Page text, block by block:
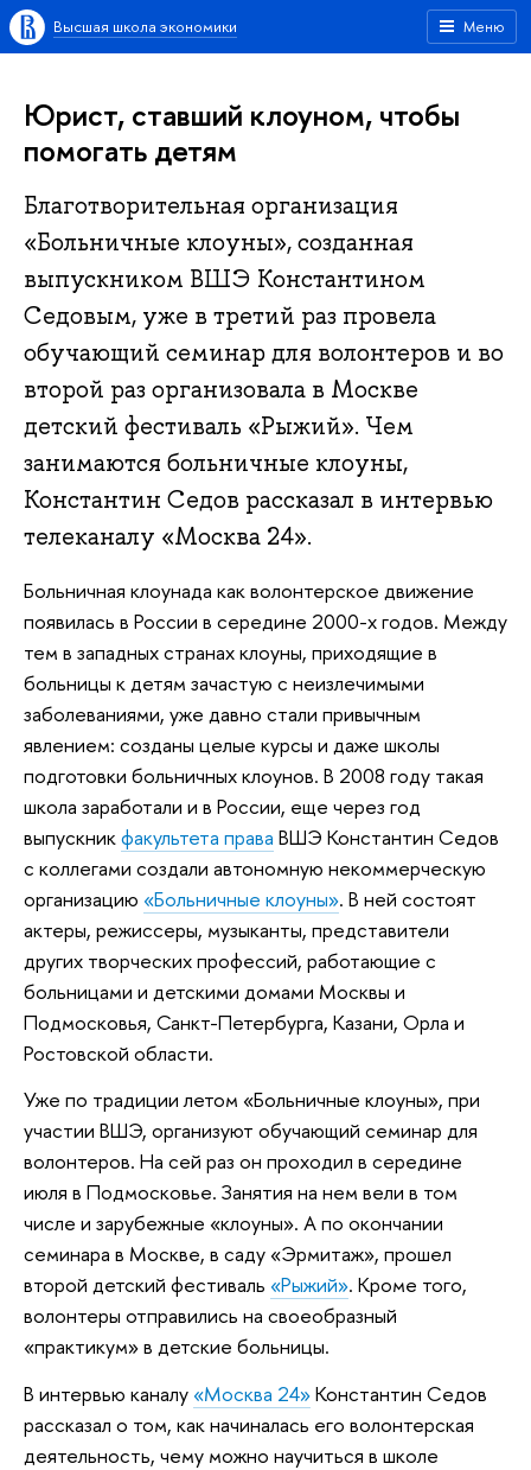
Меню
Высшая школа экономики
Юрист, ставший клоуном, чтобы
помогать детям
Благотворительная организация
«Больничные клоуны», созданная
выпускником ВШЭ Константином
Седовым, уже в третий раз провела
обучающий семинар для волонтеров и во
второй раз организовала в Москве
детский фестиваль «Рыжий». Чем
занимаются больничные клоуны,
Константин Седов рассказал в интервью
телеканалу «Москва 24».
Больничная клоунада как волонтерское движение
появилась в России в середине 2000-х годов. Между
тем в западных странах клоуны, приходящие в
больницы к детям зачастую с неизлечимыми
заболеваниями, уже давно стали привычным
явлением: созданы целые курсы и даже школы
подготовки больничных клоунов. В 2008 году такая
школа заработали и в России, еще через год
выпускникфакультета права ВШЭ Константин Седов
с коллегами создали автономную некоммерческую
организацию «Больничные клоуны». В ней состоят
актеры, режиссеры, музыканты, представители
других творческих профессий, работающие с
больницами и детскими домами Москвы и
Подмосковья, Санкт-Петербурга, Казани, Орла и
Ростовской области.
Уже по традиции летом «Больничные клоуны», при
участии ВШЭ, организуют обучающий семинар для
волонтеров. На сей раз он проходил в середине
июля в Подмосковье. Занятия на нем вели в том
числе и зарубежные «клоуны». А по окончании
семинара в Москве, в саду «Эрмитаж», прошел
второй детский фестиваль «Рыжий». Кроме того,
волонтеры отправились на своеобразный
«практикум» в детские больницы.
В интервью каналу «Москва 24»Константин Седов
рассказал о том, как начиналась его волонтерская
деятельность, чему можно научиться в школе